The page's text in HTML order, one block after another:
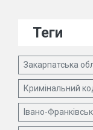
Теги
Закарпатська
Кримінальний
Івано-